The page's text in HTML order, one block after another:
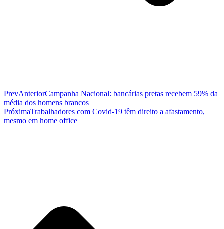
PrevAnteriorCampanha Nacional: bancárias pretas recebem 59% da
média dos homens brancos
PróximaTrabalhadores com Covid-19 têm direito a afastamento,
mesmo em home office